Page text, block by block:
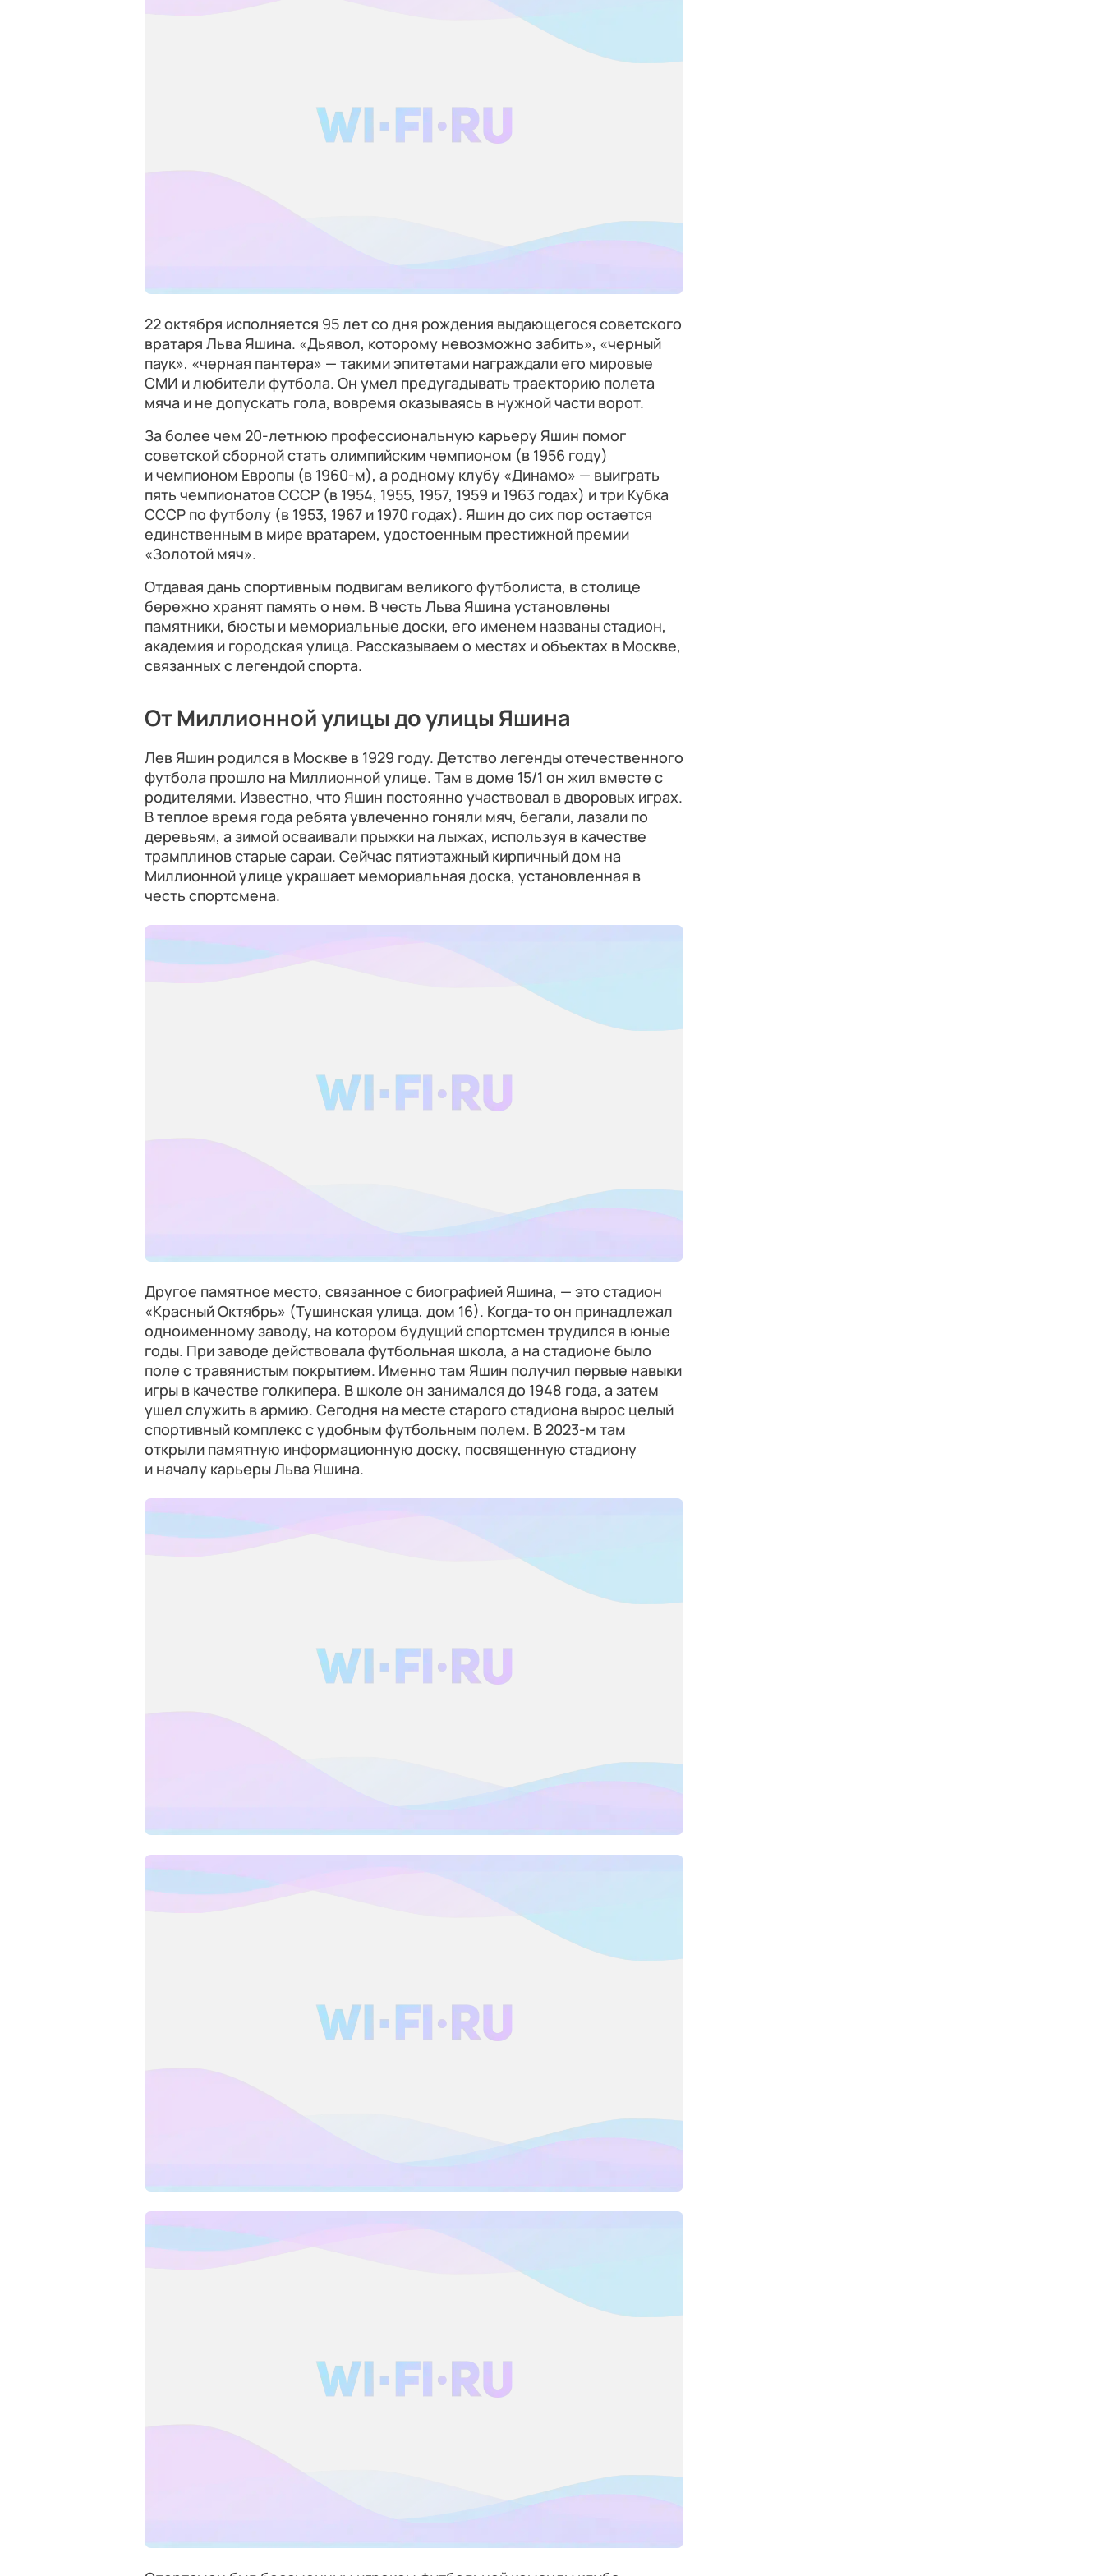
22 октября исполняется 95 лет со дня рождения выдающегося советского
вратаря Льва Яшина. «Дьявол, которому невозможно забить», «черный
паук», «черная пантера» — такими эпитетами награждали его мировые
СМИ и любители футбола. Он умел предугадывать траекторию полета
мяча и не допускать гола, вовремя оказываясь в нужной части ворот.
За более чем 20-летнюю профессиональную карьеру Яшин помог
советской сборной стать олимпийским чемпионом (в 1956 году)
и чемпионом Европы (в 1960-м), а родному клубу «Динамо» — выиграть
пять чемпионатов СССР (в 1954, 1955, 1957, 1959 и 1963 годах) и три Кубка
СССР по футболу (в 1953, 1967 и 1970 годах). Яшин до сих пор остается
единственным в мире вратарем, удостоенным престижной премии
«Золотой мяч».
Отдавая дань спортивным подвигам великого футболиста, в столице
бережно хранят память о нем. В честь Льва Яшина установлены
памятники, бюсты и мемориальные доски, его именем названы стадион,
академия и городская улица. Рассказываем о местах и объектах в Москве,
связанных с легендой спорта.
От Миллионной улицы до улицы Яшина
Лев Яшин родился в Москве в 1929 году. Детство легенды отечественного
футбола прошло на Миллионной улице. Там в доме 15/1 он жил вместе с
родителями. Известно, что Яшин постоянно участвовал в дворовых играх.
В теплое время года ребята увлеченно гоняли мяч, бегали, лазали по
деревьям, а зимой осваивали прыжки на лыжах, используя в качестве
трамплинов старые сараи. Сейчас пятиэтажный кирпичный дом на
Миллионной улице украшает мемориальная доска, установленная в
честь спортсмена.
Другое памятное место, связанное с биографией Яшина, — это стадион
«Красный Октябрь» (Тушинская улица, дом 16). Когда-то он принадлежал
одноименному заводу, на котором будущий спортсмен трудился в юные
годы. При заводе действовала футбольная школа, а на стадионе было
поле с травянистым покрытием. Именно там Яшин получил первые навыки
игры в качестве голкипера. В школе он занимался до 1948 года, а затем
ушел служить в армию. Сегодня на месте старого стадиона вырос целый
спортивный комплекс с удобным футбольным полем. В 2023-м там
открыли памятную информационную доску, посвященную стадиону
и началу карьеры Льва Яшина.